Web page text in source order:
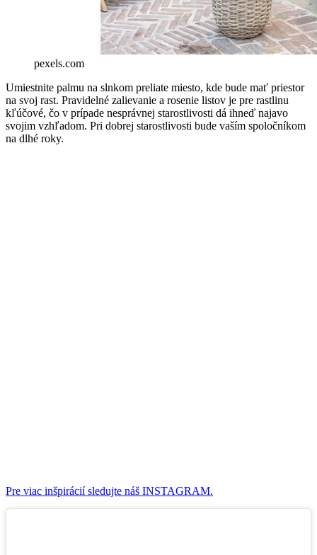
pexels.com
Umiestnite palmu na slnkom preliate miesto, kde bude mať priestor
na svoj rast. Pravidelné zalievanie a rosenie listov je pre rastlinu
kľúčové, čo v prípade nesprávnej starostlivosti dá ihneď najavo
svojim vzhľadom. Pri dobrej starostlivosti bude vaším spoločníkom
na dlhé roky.
Pre viac inšpirácií sledujte náš INSTAGRAM.